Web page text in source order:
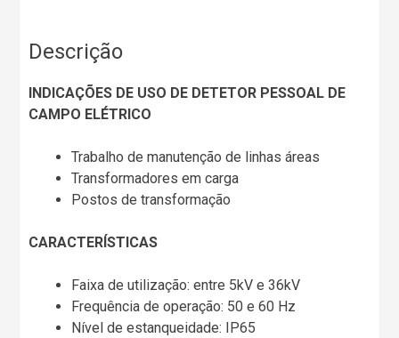
Descrição
INDICAÇÕES DE USO DE DETETOR PESSOAL DE
CAMPO ELÉTRICO
Trabalho de manutenção de linhas áreas
Transformadores em carga
Postos de transformação
CARACTERÍSTICAS
Faixa de utilização: entre 5kV e 36kV
Frequência de operação: 50 e 60 Hz
Nível de estanqueidade: IP65